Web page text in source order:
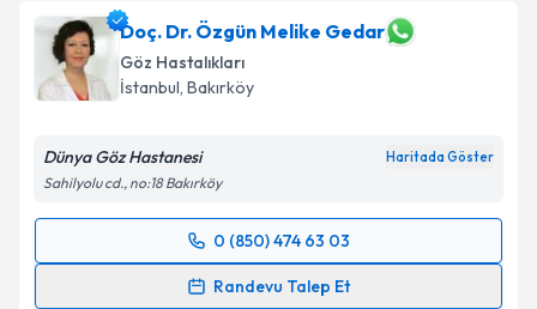
Doç. Dr. Özgün Melike Gedar
Göz Hastalıkları
İstanbul, Bakırköy
Dünya Göz Hastanesi Haritada Göster
Sahilyolu cd., no:18 Bakırköy
0 (850) 474 63 03
Randevu Talep Et
Randevu Takvimi Talebi